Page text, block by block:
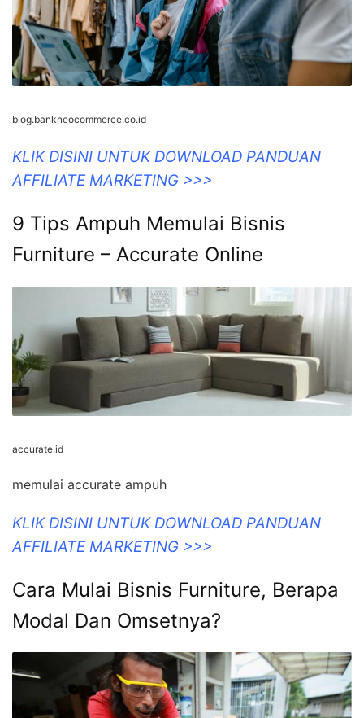
blog.bankneocommerce.co.id
KLIK DISINI UNTUK DOWNLOAD PANDUAN
AFFILIATE MARKETING >>>
9 Tips Ampuh Memulai Bisnis
Furniture – Accurate Online
accurate.id
memulai accurate ampuh
KLIK DISINI UNTUK DOWNLOAD PANDUAN
AFFILIATE MARKETING >>>
Cara Mulai Bisnis Furniture, Berapa
Modal Dan Omsetnya?